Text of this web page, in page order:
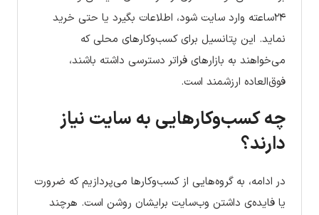
۲۴ساعته وارد سایت شود، اطلاعات بگیرد یا حتی خرید
نماید. این پتانسیل برای کسب‌وکارهای محلی که
می‌خواهند به بازارهای فراتر دسترسی داشته باشند،
فوق‌العاده ارزشمند است.
چه کسب‌وکارهایی به سایت نیاز
دارند؟
در ادامه، به گروه‌هایی از کسب‌وکارها می‌پردازیم که ضرورت
یا فایده‌ی داشتن وب‌سایت برایشان روشن است. هرچند